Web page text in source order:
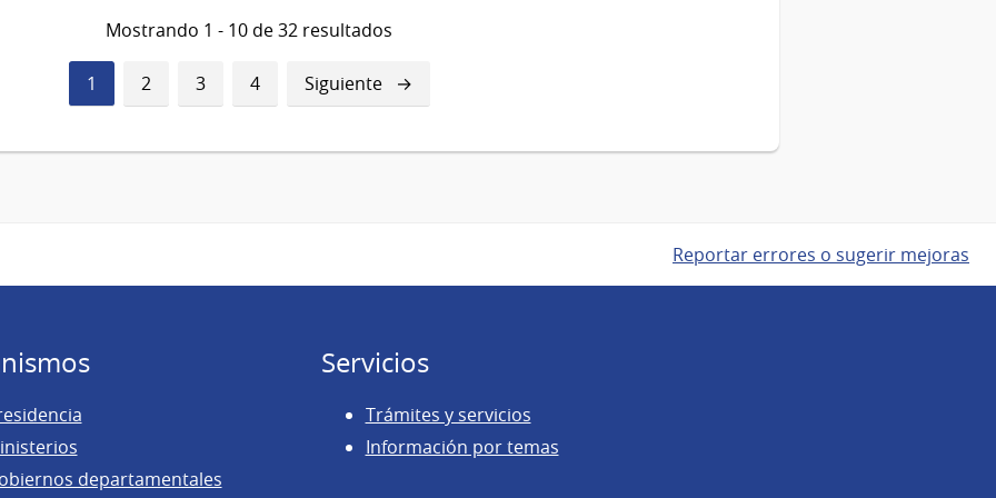
Mostrando 1 - 10 de 32 resultados
Página
actual
1 Página
2 Página
3 Página
4
Siguiente
página
Siguiente
Reportar errores o sugerir mejoras
departamentales
Servicios
Trámites y servicios
Información por temas